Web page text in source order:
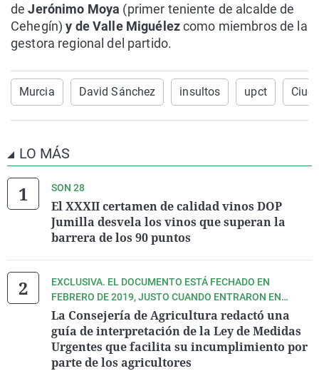
deJerónimo Moya (primer teniente de alcalde de
Cehegín) y de Valle Miguélezcomo miembros de la
gestora regional del partido.
Murcia David Sánchez insultos upct
LO MÁS
SON 28
El XXXII certamen de calidad vinos DOP
Jumilla desvela los vinos que superan la
barrera de los 90 puntos
EXCLUSIVA. EL DOCUMENTO ESTÁ FECHADO EN
FEBRERO DE 2019, JUSTO CUANDO ENTRARON EN
VIGOR LAS MEDIDAS DE LA CITADA LEY EN LA
DENOMINADA ÁREA I, LA MÁS CERCANA AL MAR MENOR.
La Consejería de Agricultura redactó una
guía de interpretación de la Ley de Medidas
Urgentes que facilita su incumplimiento por
parte de los agricultores